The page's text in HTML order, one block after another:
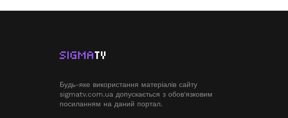
SIGMATV
Будь-яке використання матеріалів сайту
sigmatv.com.ua допускається з обов'язковим
посиланням на даний портал.